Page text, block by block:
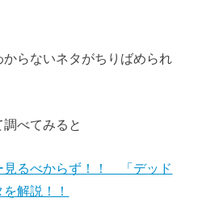
らないネタがちりばめられ
べてみると
見るべからず！！ 「デッド
解説！！